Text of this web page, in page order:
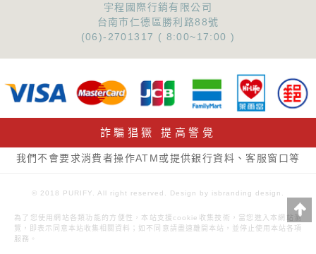
宇程國際行銷有限公司
台南市仁德區勝利路88號
(06)-2701317 ( 8:00~17:00 )
詐騙猖獗 提高警覺
我們不會要求消費者操作ATM或提供銀行資料、客服窗口等
© 2018 PURIFY. All right reserved. Design by isbranding design.
為了您使用網站各類功能的方便性，本站支援cookie收集技術，當您進入本網站瀏
覽，即表示同意本站收集相關資料；如不同意請盡速離開本站，並停止使用本站各項
服務。